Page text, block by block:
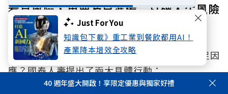
Just For You
知識包下載》重工業到餐飲都用AI！
產業降本增效全攻略
看見風險，更要及早準備 打破人生風險
的連鎖反應
面對身心財與孤獨、孤立風險，我們該如何做足因
應？國泰人壽提出了兩大具體行動：
40 週年盛大開啟！享限定優惠與獨家好禮